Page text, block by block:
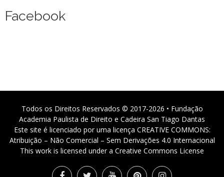
Facebook
Todos os Direitos Reservados © 2017-2026 • Fundação
Academia Paulista de Direito e Cadeira San Tiago Dantas
Este site é licenciado por uma licença CREATIVE COMMONS:
Atribuição – Não Comercial – Sem Derivações 4.0 Internacional
This work is licensed under a Creative Commons License